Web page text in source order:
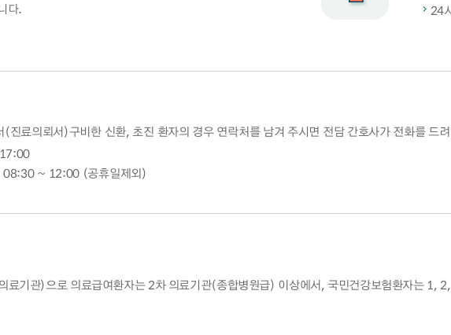
다.
24
(진료의뢰서)구비한 신환, 초진 환자의 경우 연락처를 남겨 주시면 전담 간호사가 전화를 드
~ 12:00 (공휴일제외)
료기관)으로 의료급여환자는 2차 의료기관(종합병원급) 이상에서, 국민건강보험환자는 1,